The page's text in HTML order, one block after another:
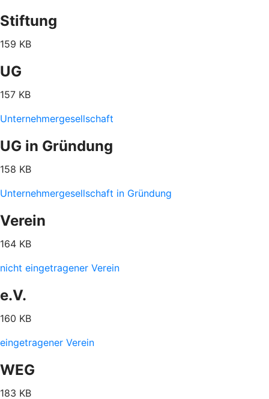
Stiftung
159 KB
UG
157 KB
Unternehmergesellschaft
UG in Gründung
158 KB
Unternehmergesellschaft in Gründung
Verein
164 KB
nicht eingetragener Verein
e.V.
160 KB
eingetragener Verein
WEG
183 KB